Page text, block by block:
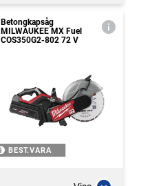
Betongkapsåg
MILWAUKEE MX Fuel
COS350G2-802 72 V
BEST.VARA